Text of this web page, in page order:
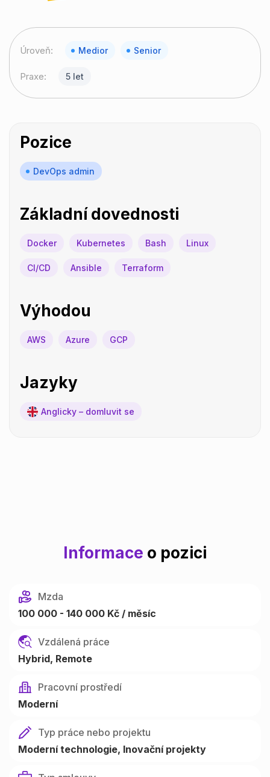
Úroveň: Medior Senior
Praxe: 5 let
Pozice
DevOps admin
Základní dovednosti
Docker Kubernetes Bash Linux
CI/CD Ansible Terraform
Výhodou
AWS Azure GCP
Jazyky
Anglicky – domluvit se
Informace o pozici
Mzda
100 000 - 140 000 Kč / měsíc
Vzdálená práce
Hybrid Remote
Pracovní prostředí
Moderní
Typ práce nebo projektu
Moderní technologie Inovační projekty